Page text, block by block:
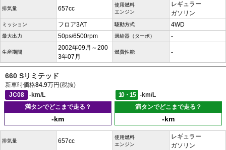
排気量 657cc
使用燃料
エンジン
レギュラー
ガソリン
ミッション フロア3AT 駆動方式 4WD
最大出力 50ps/6500rpm 過給器（ターボ） -
生産期間
2002年09月～200
3年07月
燃費性能 -
660 Sリミテッド
新車時価格84.9万円(税抜)
JC08
-km/L 10・15
-km/L
満タンでどこまで走る？
-km
満タンでどこまで走る？
-km
排気量 657cc
使用燃料
エンジン
レギュラー
ガソリン